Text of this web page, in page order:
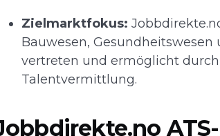
Zielmarktfokus:
Bauwesen,
vertreten und ermöglicht
Talentvermittlung.